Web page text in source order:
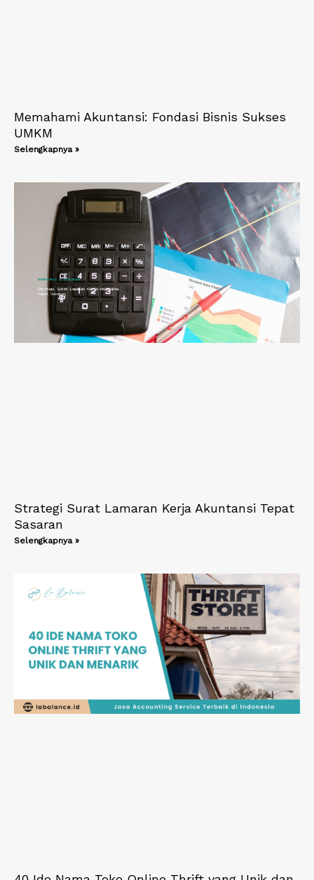
Memahami Akuntansi: Fondasi Bisnis Sukses
UMKM
Selengkapnya »
Strategi Surat Lamaran Kerja Akuntansi Tepat
Sasaran
Selengkapnya »